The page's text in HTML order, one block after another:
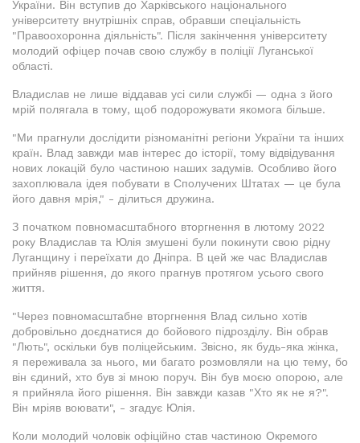
України. Він вступив до Харківського національного
університету внутрішніх справ, обравши спеціальність
"Правоохоронна діяльність". Після закінчення університету
молодий офіцер почав свою службу в поліції Луганської
області.
Владислав не лише віддавав усі сили службі — одна з його
мрій полягала в тому, щоб подорожувати якомога більше.
"Ми прагнули дослідити різноманітні регіони України та інших
країн. Влад завжди мав інтерес до історії, тому відвідування
нових локацій було частиною наших задумів. Особливо його
захоплювала ідея побувати в Сполучених Штатах — це була
його давня мрія," - ділиться дружина.
З початком повномасштабного вторгнення в лютому 2022
року Владислав та Юлія змушені були покинути свою рідну
Луганщину і переїхати до Дніпра. В цей же час Владислав
прийняв рішення, до якого прагнув протягом усього свого
життя.
"Через повномасштабне вторгнення Влад сильно хотів
добровільно доєднатися до бойового підрозділу. Він обрав
"Лють", оскільки був поліцейським. Звісно, як будь-яка жінка,
я переживала за нього, ми багато розмовляли на цю тему, бо
він єдиний, хто був зі мною поруч. Він був моєю опорою, але
я прийняла його рішення. Він завжди казав "Хто як не я?".
Він мріяв воювати", - згадує Юлія.
Коли молодий чоловік офіційно став частиною Окремого